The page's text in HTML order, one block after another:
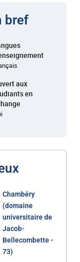
bref
aux
en
Chambéry
(domaine
universitaire de
Jacob-
Bellecombette -
73)